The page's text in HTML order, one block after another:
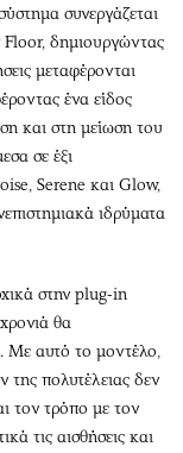
συνεργάζεται
δημιουργώντας
μεταφέρονται
ένα είδος
και στη μείωση του
σε έξι
Serene και Glow,
ιδρύματα
στην plug-in
θα
Με αυτό το μοντέλο,
της πολυτέλειας δεν
τον τρόπο με τον
τις αισθήσεις και